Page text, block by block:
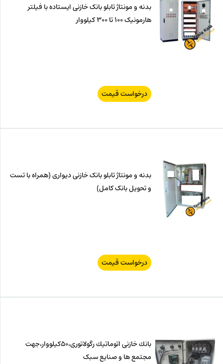
بدنه و مونتاژ تابلو بانک خازنی ایستاده با فیلتر
هارمونیک 100 تا 300 کیلووار
درخواست قیمت
بدنه و مونتاژ تابلو بانک خازنی دیواری (همراه با تست
و تحویل بانک کامل)
درخواست قیمت
بانك خازنی اتوماتیك رگولاتوری،50كیلووار،جهت
مجتمع ها و صنایع سبک